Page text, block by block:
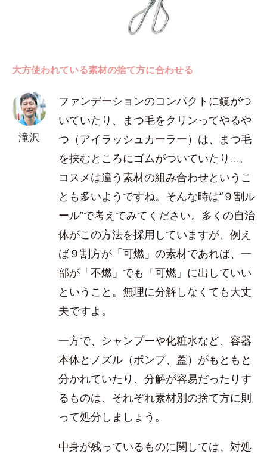
大方使われている素材の捨て方に合わせる
滝沢
ファンデーションのコンパクトに鏡がつ
いていたり、まつ毛をクリンってやるや
つ（アイラッシュカーラー）は、まつ毛
を挟むところにゴムがついていたり…。
コスメは違う素材の組み合わせというこ
とも多いようですね。そんな時は“９割ル
ール”で考えてみてください。多くの自治
体がこの方法を採用していますが、例え
ば９割方が「可燃」の素材であれば、一
部が「不燃」でも「可燃」に出していい
ということ。無理に分解しなくても大丈
夫ですよ。
一方で、シャンプーや化粧水など、容器
本体とノズル（ポンプ、蓋）がもともと
分かれていたり、分解が容易だったりす
るものは、それぞれ素材別の捨て方に則
って処分しましょう。
中身が残っているものに関しては、対処